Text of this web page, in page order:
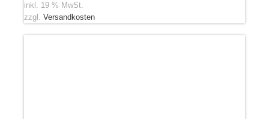
inkl. 19 % MwSt.
zzgl. Versandkosten